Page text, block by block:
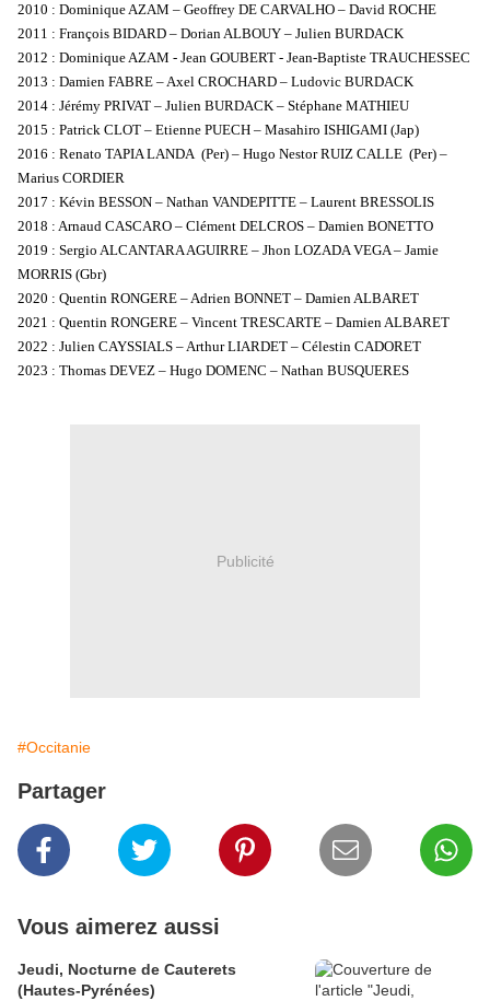
2010 : Dominique AZAM – Geoffrey DE CARVALHO – David ROCHE
2011 : François BIDARD – Dorian ALBOUY – Julien BURDACK
2012 : Dominique AZAM - Jean GOUBERT - Jean-Baptiste TRAUCHESSEC
2013 : Damien FABRE – Axel CROCHARD – Ludovic BURDACK
2014 : Jérémy PRIVAT – Julien BURDACK – Stéphane MATHIEU
2015 : Patrick CLOT – Etienne PUECH – Masahiro ISHIGAMI (Jap)
2016 : Renato TAPIA LANDA (Per) – Hugo Nestor RUIZ CALLE (Per) –
Marius CORDIER
2017 : Kévin BESSON – Nathan VANDEPITTE – Laurent BRESSOLIS
2018 : Arnaud CASCARO – Clément DELCROS – Damien BONETTO
2019 : Sergio ALCANTARA AGUIRRE – Jhon LOZADA VEGA – Jamie
MORRIS (Gbr)
2020 : Quentin RONGERE – Adrien BONNET – Damien ALBARET
2021 : Quentin RONGERE – Vincent TRESCARTE – Damien ALBARET
2022 : Julien CAYSSIALS – Arthur LIARDET – Célestin CADORET
2023 : Thomas DEVEZ – Hugo DOMENC – Nathan BUSQUERES
Publicité
#Occitanie
Partager
Vous aimerez aussi
Jeudi, Nocturne de Cauterets
(Hautes-Pyrénées)